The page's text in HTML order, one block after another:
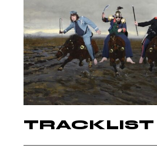
TRACKLIST